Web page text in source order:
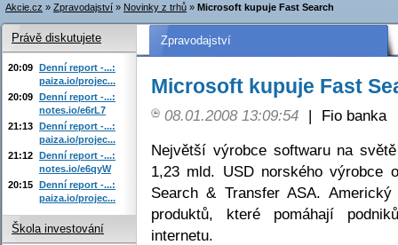
Akcie.cz » Zpravodajství » Novinky z trhů » Microsoft kupuje Fast Search
Zpravodajství
Microsoft kupuje Fast
08.01.2008 13:09:54 |
Fio banka
Největší výrobce softwaru na
1,23 mld. USD norského výrobce
Search & Transfer ASA.
produktů, které pomáhají
internetu.
Právě diskutujete
20:09 Denní report -...:
paiza.io/projec...
20:09 Denní report -...:
notes.io/e6rL7
21:13 Denní report -...:
paiza.io/projec...
21:12 Denní report -...:
notes.io/e6qyW
20:15 Denní report -...:
paiza.io/projec...
Škola investování